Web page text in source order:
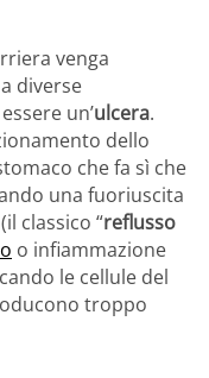
venga
diverse
un’ulcera.
dello
che fa sì che
una fuoriuscita
classico “reflusso
o infiammazione
le cellule del
troppo